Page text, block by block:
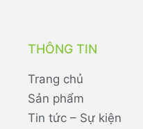
THÔNG TIN
Trang chủ
Sản phẩm
Tin tức – Sự kiện